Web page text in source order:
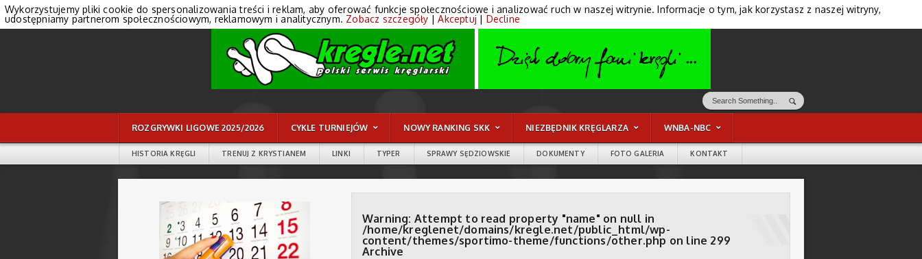
ROZGRYWKI LIGOWE 2025/2026 CYKLE TURNIEJÓW NOWY RANKING SKK NIEZBĘDNIK KRĘGLARZA WNBA-NBC
HISTORIA KRĘGLI TRENUJ Z KRYSTIANEM LINKI TYPER SPRAWY SĘDZIOWSKIE DOKUMENTY FOTO GALERIA KONTAKT
Warning: Attempt to read property "name" on null in
/home/kreglenet/domains/kregle.net/public_html/wp-
content/themes/sportimo-theme/functions/other.php on line 299
Archive
Wykorzystujemy pliki cookie do spersonalizowania treści i reklam, aby oferować funkcje społecznościowe i analizować ruch w naszej witrynie. Informacje o tym, jak korzystasz z naszej witryny,
udostępniamy partnerom społecznościowym, reklamowym i analitycznym. Zobacz szczegóły |Akceptuj | Decline